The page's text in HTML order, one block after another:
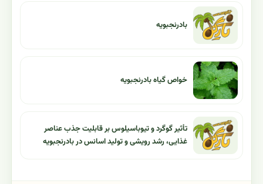
بادرنجبویه
خواص گیاه بادرنجبویه
تأثیر گوگرد و تیوباسیلوس بر قابلیت جذب عناصر
غذایی، رشد رویشی و تولید اسانس در بادرنجبویه